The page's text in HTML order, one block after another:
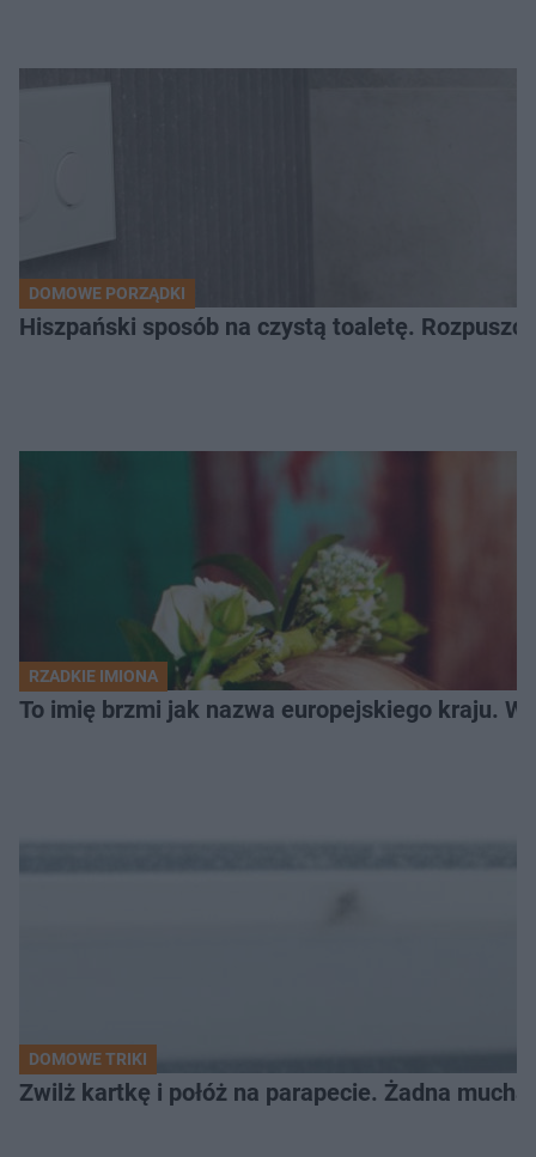
DOMOWE PORZĄDKI
Hiszpański sposób na czystą toaletę.
RZADKIE IMIONA
To imię brzmi jak nazwa europejskiego kraju.
DOMOWE TRIKI
Zwilż kartkę i połóż na parapecie. Żadna